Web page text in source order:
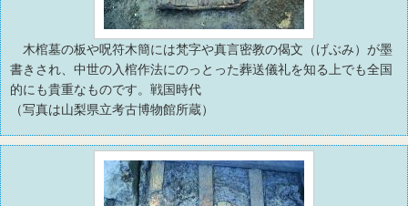
木棺墓の板や呪符木簡には梵字や真言密教の偈文（げぶみ）が墨
書きされ、中世の入棺作法にのっとった葬送儀礼を知る上でも全国
的にも貴重なものです。戦国時代
（写真は山梨県立考古博物館所蔵）